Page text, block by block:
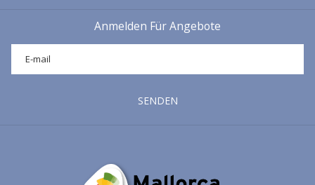
Dörfer des Tramuntanagebirges--, oder unsere Reise in Richtung
Valldemossa fortsetzen. Wir durchqueren also Deià mit dem Auto
und fahren auf derselben Straße weiter in Richtung Valldemossa,
bis wir nach weiteren 10-12 Minuten die Tankstelle von Valldemossa
Anmelden Für Angebote
SENDEN